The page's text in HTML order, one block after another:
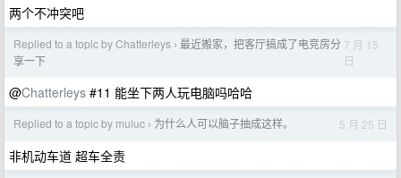
两个不冲突吧
Replied to a topic by Chatterleys › 最近搬家，把客厅搞成了电竞房分
享一下
7 月 15
日
@Chatterleys #11 能坐下两人玩电脑吗哈哈
Replied to a topic by muluc › 为什么人可以脑子抽成这样。 5 月 25 日
非机动车道 超车全责